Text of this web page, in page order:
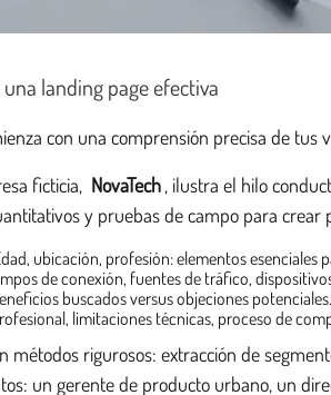
landing page efectiva
con una comprensión precisa de
ficticia, NovaTech , ilustra el hilo
y pruebas de campo para
ubicación, profesión: elementos esenciales
de conexión, fuentes de tráfico,
buscados versus objeciones potenciales.
limitaciones técnicas, proceso de
métodos rigurosos: extracción de
un gerente de producto urbano, un